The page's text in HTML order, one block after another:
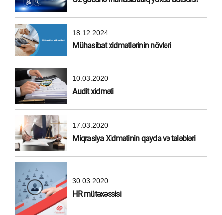
18.12.2024
Mühasibat xidmətlərinin növləri
10.03.2020
Audit xidməti
17.03.2020
Miqrasiya Xidmətinin qayda və tələbləri
30.03.2020
HR mütəxəssisi